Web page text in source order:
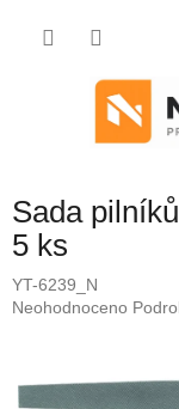
Sada
5 ks
YT-6239_N
Průměrné
0,0
Neohodnoceno